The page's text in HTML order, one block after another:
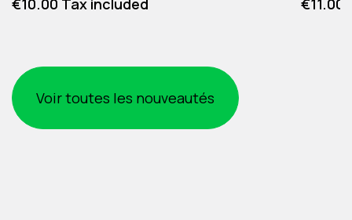
Voir toutes les nouveautés